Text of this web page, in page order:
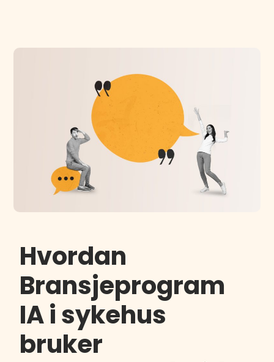
Hvordan
Bransjeprogram
IA i sykehus
bruker